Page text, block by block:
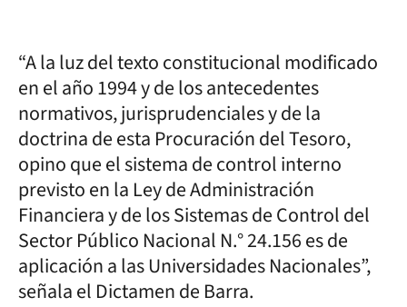
“A la luz del texto constitucional modificado
en el año 1994 y de los antecedentes
normativos, jurisprudenciales y de la
doctrina de esta Procuración del Tesoro,
opino que el sistema de control interno
previsto en la Ley de Administración
Financiera y de los Sistemas de Control del
Sector Público Nacional N.° 24.156 es de
aplicación a las Universidades Nacionales”,
señala el Dictamen de Barra.